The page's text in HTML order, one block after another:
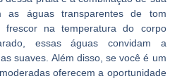
águas transparentes de tom
na temperatura do corpo
essas águas convidam a
suaves. Além disso, se você é um
oferecem a oportunidade